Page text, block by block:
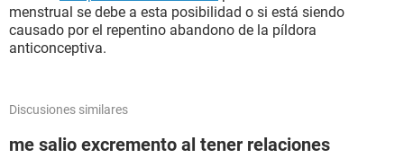
menstrual se debe a esta posibilidad o si está siendo
causado por el repentino abandono de la píldora
anticonceptiva.
Discusiones similares
me salio excremento al tener relaciones